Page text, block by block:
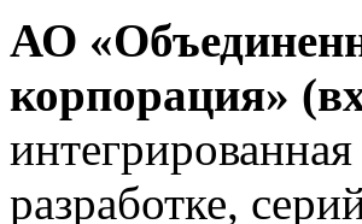
АО
корпорация»
разработке,